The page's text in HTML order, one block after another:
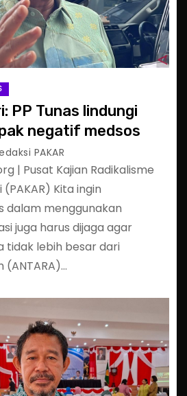
PP Tunas lindungi
negatif medsos
PAKAR
| Pusat Kajian Radikalisme
Kita ingin
dalam menggunakan
juga harus dijaga agar
tidak lebih besar dari